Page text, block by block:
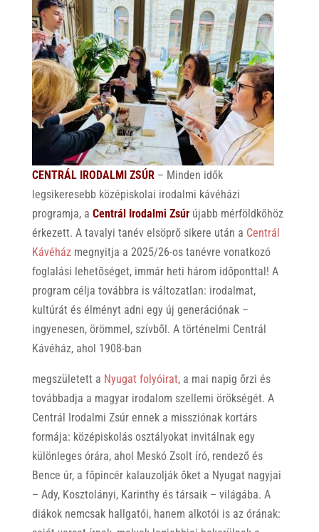
CENTRÁL IRODALMI ZSÚR – Minden idők
legsikeresebb középiskolai irodalmi kávéházi
programja, a Centrál Irodalmi Zsúrújabb mérföldkőhöz
érkezett. A tavalyi tanév elsöprő sikere után a Centrál
Kávéházmegnyitja a 2025/26-os tanévre vonatkozó
foglalási lehetőséget, immár heti három időponttal! A
program célja továbbra is változatlan: irodalmat,
kultúrát és élményt adni egy új generációnak –
ingyenesen, örömmel, szívből. A történelmi Centrál
Kávéház, ahol 1908-ban
megszületett a Nyugat folyóirat, a mai napig őrzi és
továbbadja a magyar irodalom szellemi örökségét. A
Centrál Irodalmi Zsúr ennek a missziónak kortárs
formája: középiskolás osztályokat invitálnak egy
különleges órára, ahol Meskó Zsolt író, rendező és
Bence úr, a főpincér kalauzolják őket a Nyugat nagyjai
– Ady, Kosztolányi, Karinthy és társaik – világába. A
diákok nemcsak hallgatói, hanem alkotói is az órának: